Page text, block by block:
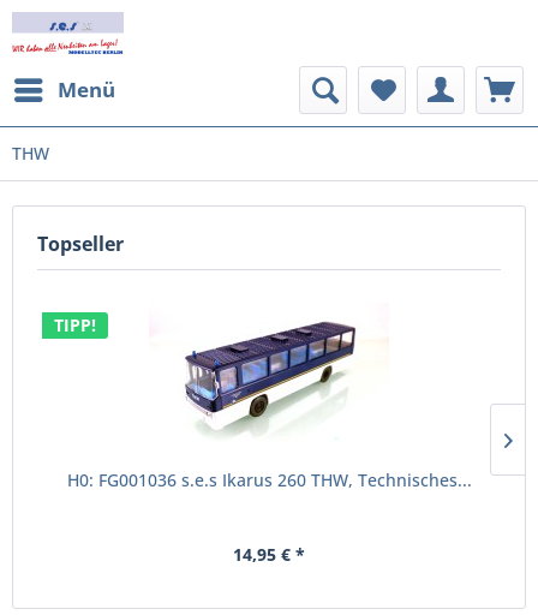
Menü
THW
Topseller
TIPP!
H0: FG001036 s.e.s Ikarus 260 THW, Technisches...
14,95 € *